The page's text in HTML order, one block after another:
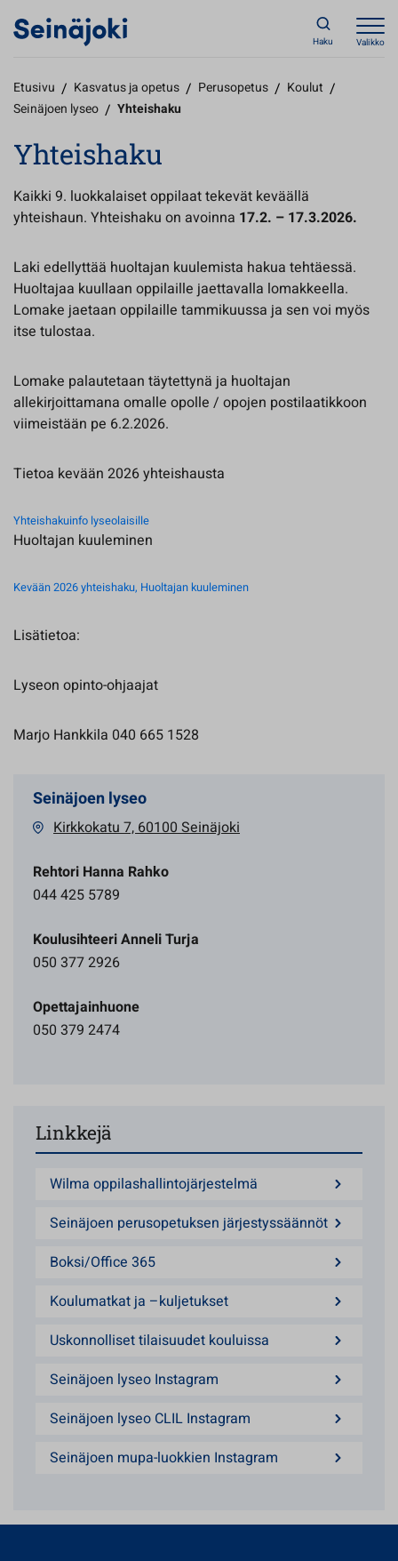
Haku Valikko
Etusivu / Kasvatus ja opetus / Perusopetus / Koulut /
Seinäjoen lyseo / Yhteishaku
Yhteishaku
Kaikki 9. luokkalaiset oppilaat tekevät keväällä
yhteishaun. Yhteishaku on avoinna 17.2. – 17.3.2026.
Laki edellyttää huoltajan kuulemista hakua tehtäessä.
Huoltajaa kuullaan oppilaille jaettavalla lomakkeella.
Lomake jaetaan oppilaille tammikuussa ja sen voi myös
itse tulostaa.
Lomake palautetaan täytettynä ja huoltajan
allekirjoittamana omalle opolle / opojen postilaatikkoon
viimeistään pe 6.2.2026.
Tietoa kevään 2026 yhteishausta
Yhteishakuinfo lyseolaisille
Huoltajan kuuleminen
Kevään 2026 yhteishaku, Huoltajan kuuleminen
Lisätietoa:
Lyseon opinto-ohjaajat
Marjo Hankkila 040 665 1528
Seinäjoen lyseo
Kirkkokatu 7, 60100 Seinäjoki
Rehtori Hanna Rahko
044 425 5789
Koulusihteeri Anneli Turja
050 377 2926
Opettajainhuone
050 379 2474
Linkkejä
Wilma oppilashallintojärjestelmä
Seinäjoen perusopetuksen järjestyssäännöt
Boksi/Office 365
Koulumatkat ja –kuljetukset
Uskonnolliset tilaisuudet kouluissa
Seinäjoen lyseo Instagram
Seinäjoen lyseo CLIL Instagram
Seinäjoen mupa-luokkien Instagram